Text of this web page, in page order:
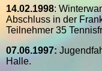
14.02.1998:
Abschluss in der
Teilnehmer 35
07.06.1997:
Halle.